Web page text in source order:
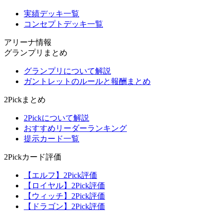
実績デッキ一覧
コンセプトデッキ一覧
アリーナ情報
グランプリまとめ
グランプリについて解説
ガントレットのルールと報酬まとめ
2Pickまとめ
2Pickについて解説
おすすめリーダーランキング
提示カード一覧
2Pickカード評価
【エルフ】2Pick評価
【ロイヤル】2Pick評価
【ウィッチ】2Pick評価
【ドラゴン】2Pick評価